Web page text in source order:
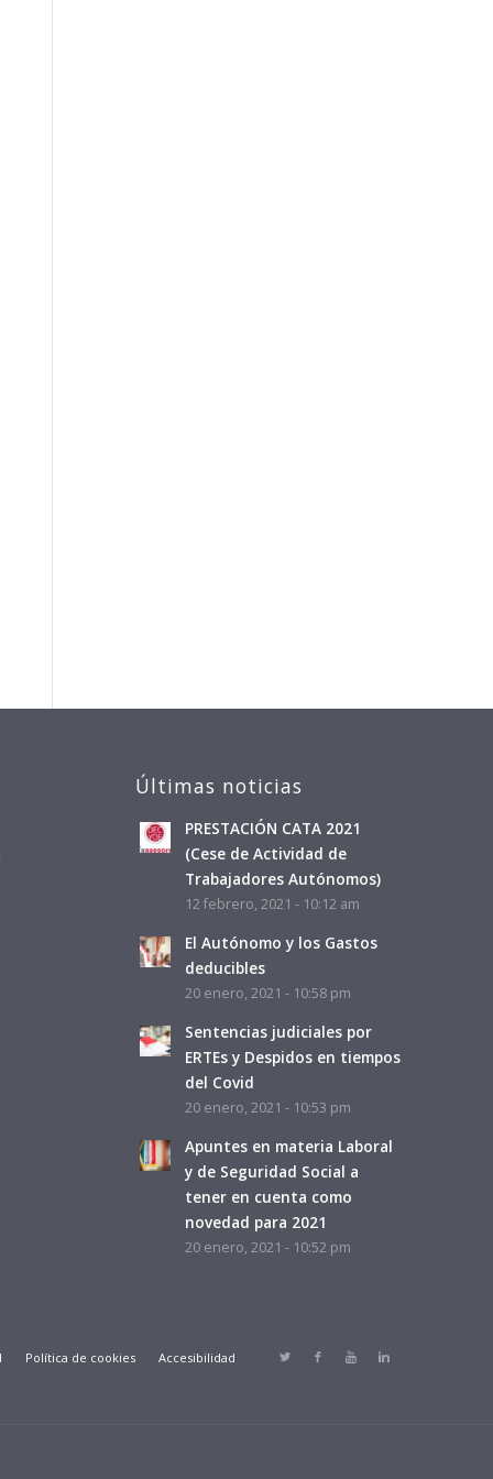
Últimas noticias
PRESTACIÓN CATA 2021
(Cese de Actividad de
Trabajadores Autónomos)
12 febrero, 2021 - 10:12 am
El Autónomo y los Gastos
deducibles
20 enero, 2021 - 10:58 pm
Sentencias judiciales por
ERTEs y Despidos en tiempos
del Covid
20 enero, 2021 - 10:53 pm
Apuntes en materia Laboral
y de Seguridad Social a
tener en cuenta como
novedad para 2021
20 enero, 2021 - 10:52 pm
Política de cookies Accesibilidad